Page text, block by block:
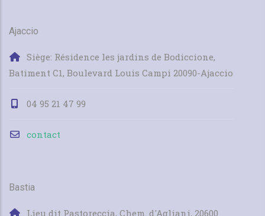
Ajaccio
Siège: Résidence les jardins de Bodiccione,
Batiment C1, Boulevard Louis Campi 20090-Ajaccio
04 95 21 47 99
contact
Bastia
Lieu dit Pastoreccia, Chem. d'Agliani, 20600